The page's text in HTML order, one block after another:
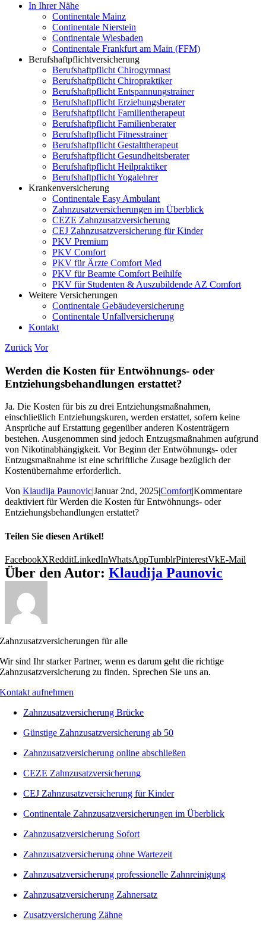
In Ihrer Nähe
Continentale Mainz
Continentale Nierstein
Continentale Wiesbaden
Continentale Frankfurt am Main (FFM)
Berufshaftpflichtversicherung
Berufshaftpflicht Chirogymnast
Berufshaftpflicht Chiropraktiker
Berufshaftpflicht Entspannungstrainer
Berufshaftpflicht Erziehungsberater
Berufshaftpflicht Familientherapeut
Berufshaftpflicht Familienberater
Berufshaftpflicht Fitnesstrainer
Berufshaftpflicht Gestalttherapeut
Berufshaftpflicht Gesundheitsberater
Berufshaftpflicht Heilpraktiker
Berufshaftpflicht Yogalehrer
Krankenversicherung
Continentale Easy Ambulant
Zahnzusatzversicherungen im Überblick
CEZE Zahnzusatzversicherung
CEJ Zahnzusatzversicherung für Kinder
PKV Premium
PKV Comfort
PKV für Ärzte Comfort Med
PKV für Beamte Comfort Beihilfe
PKV für Studenten & Auszubildende AZ Comfort
Weitere Versicherungen
Continentale Gebäudeversicherung
Continentale Unfallversicherung
Kontakt
Zurück Vor
Werden die Kosten für Entwöhnungs- oder
Entziehungsbehandlungen erstattet?
Ja. Die Kosten für bis zu drei Entziehungsmaßnahmen,
einschließlich Entziehungskuren, werden erstattet, sofern keine
Ansprüche auf Erstattung gegenüber anderen Kostenträgern
bestehen. Ausgenommen sind jedoch Entzugsmaßnahmen aufgrund
von Nikotinabhängigkeit. Vor Beginn der Entwöhnungs- oder
Entzugsmaßnahme ist eine schriftliche Zusage bezüglich der
Kostenübernahme erforderlich.
Von Klaudija Paunovic|Januar 2nd, 2025|Comfort|Kommentare
deaktiviertfür Werden die Kosten für Entwöhnungs- oder
Entziehungsbehandlungen erstattet?
Teilen Sie diesen Artikel!
FacebookXRedditLinkedInWhatsAppTumblrPinterestVkE-Mail
Über den Autor: Klaudija Paunovic
Zahnzusatzversicherungen für alle
Wir sind Ihr starker Partner, wenn es darum geht die richtige
Zahnzusatzversicherung zu finden. Sprechen Sie uns an.
Kontakt aufnehmen
Zahnzusatzversicherung Brücke
Günstige Zahnzusatzversicherung ab 50
Zahnzusatzversicherung online abschließen
CEZE Zahnzusatzversicherung
CEJ Zahnzusatzversicherung für Kinder
Continentale Zahnzusatzversicherungen im Überblick
Zahnzusatzversicherung Sofort
Zahnzusatzversicherung ohne Wartezeit
Zahnzusatzversicherung professionelle Zahnreinigung
Zahnzusatzversicherung Zahnersatz
Zusatzversicherung Zähne